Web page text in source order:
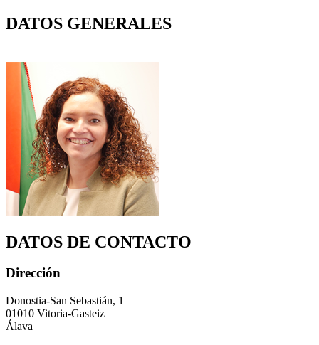
DATOS GENERALES
DATOS DE CONTACTO
Dirección
Donostia-San Sebastián, 1
01010 Vitoria-Gasteiz
Álava